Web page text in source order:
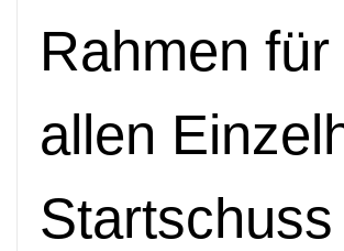
Rahmen
allen